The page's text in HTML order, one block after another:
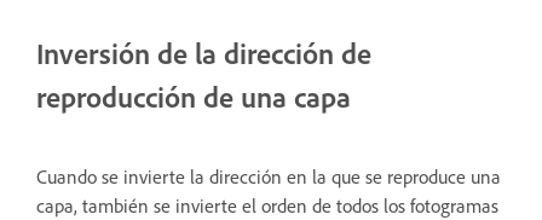
Inversión de la dirección de
reproducción de una capa
Cuando se invierte la dirección en la que se reproduce una
capa, también se invierte el orden de todos los fotogramas